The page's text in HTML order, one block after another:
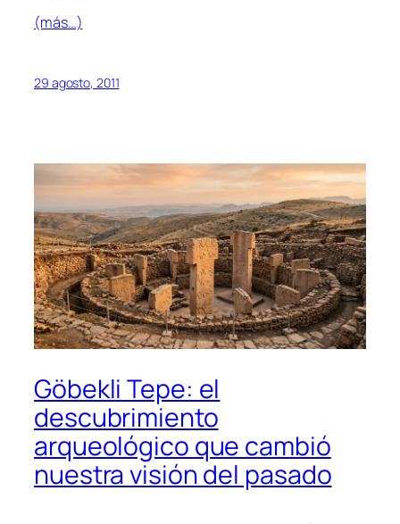
(más…)
29 agosto, 2011
Göbekli Tepe: el
descubrimiento
arqueológico que cambió
nuestra visión del pasado